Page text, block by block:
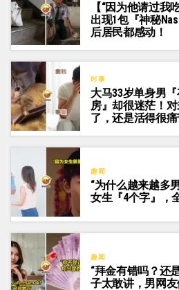
【“因为他请过我
出现1包『神秘
后居民都感动！
时事
大马33岁单身男
房』却很迷茫！
了，还是活得很痛
趣闻
“为什么越来越多
女生『4个字』，
趣闻
“拜金有错吗？还
子太敢讲，男网友